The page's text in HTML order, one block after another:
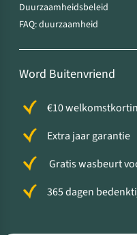
Duurzaamheidsbeleid
FAQ: duurzaamheid
Word Buitenvriend
€10
Extra jaar garantie
Gratis wasbeurt
365 dagen